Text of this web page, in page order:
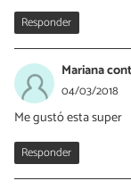
Responder
Mariana
04/03/2018
Me gustó esta super
Responder